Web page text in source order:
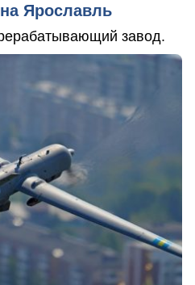
Ярославль
завод.